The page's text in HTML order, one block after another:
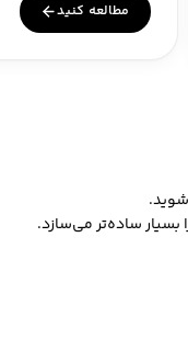
مطالعه کنید
شوید.
بسیار ساده‌تر می‌سازد.